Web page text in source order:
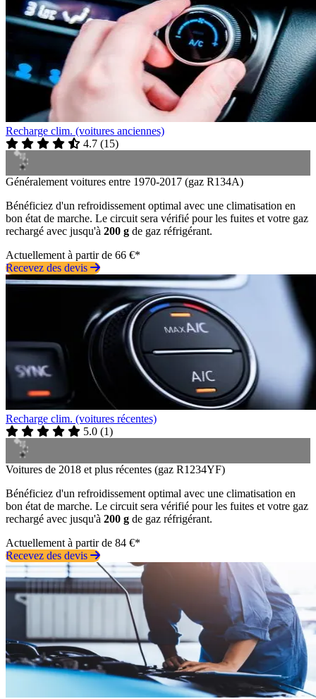
Recharge clim. (voitures anciennes)
4.7 (15)
Généralement voitures entre 1970-2017 (gaz R134A)
Bénéficiez d'un refroidissement optimal avec une climatisation en
bon état de marche. Le circuit sera vérifié pour les fuites et votre gaz
rechargé avec jusqu'à 200 g de gaz réfrigérant.
Actuellement à partir de 66 €*
Recevez des devis
Recharge clim. (voitures récentes)
5.0 (1)
Voitures de 2018 et plus récentes (gaz R1234YF)
Bénéficiez d'un refroidissement optimal avec une climatisation en
bon état de marche. Le circuit sera vérifié pour les fuites et votre gaz
rechargé avec jusqu'à 200 g de gaz réfrigérant.
Actuellement à partir de 84 €*
Recevez des devis